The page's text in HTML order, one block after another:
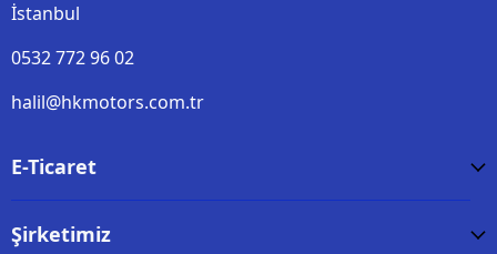
İstanbul
0532 772 96 02
halil@hkmotors.com.tr
E-Ticaret
Şirketimiz